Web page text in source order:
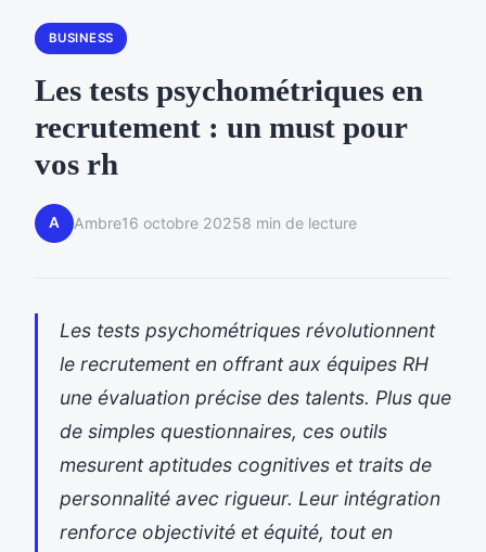
BUSINESS
Les tests psychométriques en
recrutement : un must pour
vos rh
A Ambre16 octobre 20258 min de lecture
Les tests psychométriques révolutionnent
le recrutement en offrant aux équipes RH
une évaluation précise des talents. Plus que
de simples questionnaires, ces outils
mesurent aptitudes cognitives et traits de
personnalité avec rigueur. Leur intégration
renforce objectivité et équité, tout en